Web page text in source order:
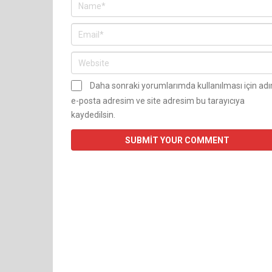
Daha sonraki yorumlarımda kullanılması için
e-posta adresim ve site adresim bu tarayıcıya
kaydedilsin.